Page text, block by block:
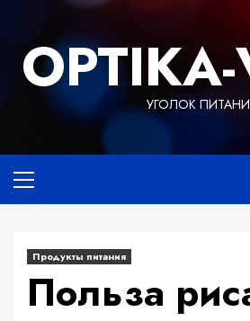
содержимому
УГОЛОК
меню
Продукты питания
Польза